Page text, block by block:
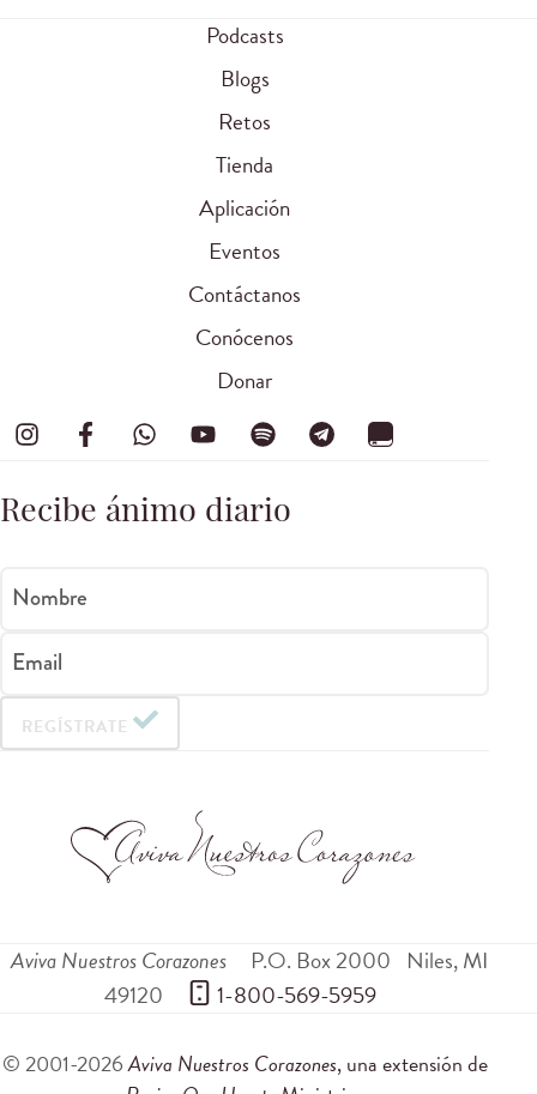
Podcasts
Blogs
Retos
Tienda
Aplicación
Eventos
Contáctanos
Conócenos
Donar
Recibe ánimo diario
Nombre
Email
REGÍSTRATE
Aviva Nuestros Corazones P.O. Box 2000 Niles,MI
49120
1-800-569-5959
© 2001-2026Aviva Nuestros Corazones, una extensión de